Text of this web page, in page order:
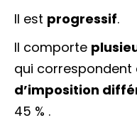
Il est progressif.
Il comporte
qui correspondent
d’imposition
45 % .